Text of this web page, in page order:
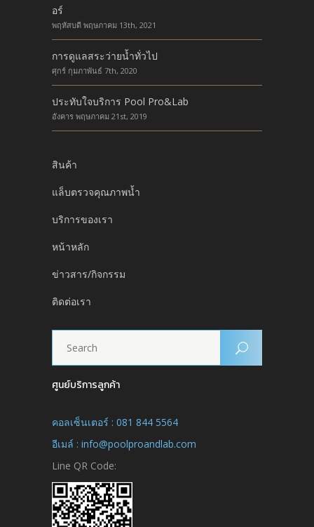
อร์
พฤหัสบดี พฤษภาคม 13th, 2021
การดูแลสระว่ายน้ำทั่วไป
ศุกร์ กุมภาพันธ์ 7th, 2020
ประทับใจบริการ Pool Pro&Lab
อังคาร พฤษภาคม 21st, 2019
สินค้า
แล็บตรวจคุณภาพน้ำ
บริการของเรา
หน้าหลัก
ข่าวสาร/กิจกรรม
ติดต่อเรา
ศูนย์บริการลูกค้า
คอลเซ็นเตอร์ : 081 844 5564
อีเมล์ : info@poolproandlab.com
Line QR Code: